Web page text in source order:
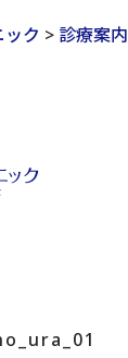
ク > 診療案内